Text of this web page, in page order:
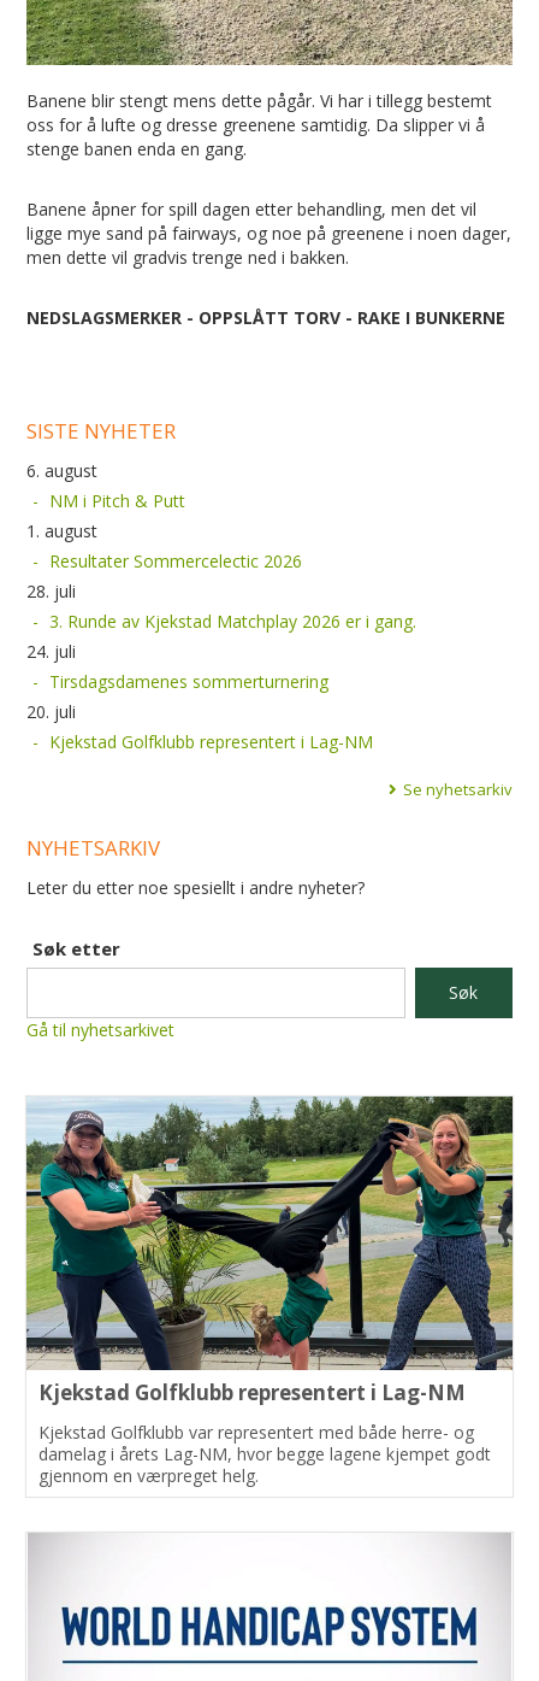
Banene blir stengt mens dette pågår. Vi har i tillegg bestemt
oss for å lufte og dresse greenene samtidig. Da slipper vi å
stenge banen enda en gang.
Banene åpner for spill dagen etter behandling, men det vil
ligge mye sand på fairways, og noe på greenene i noen dager,
men dette vil gradvis trenge ned i bakken.
NEDSLAGSMERKER - OPPSLÅTT TORV - RAKE I BUNKERNE
SISTE NYHETER
6. august
NM i Pitch & Putt
1. august
Resultater Sommercelectic 2026
28. juli
3. Runde av Kjekstad Matchplay 2026 er i gang.
24. juli
Tirsdagsdamenes sommerturnering
20. juli
Kjekstad Golfklubb representert i Lag-NM
Se nyhetsarkiv
NYHETSARKIV
Leter du etter noe spesiellt i andre nyheter?
Søk etter
Gå til nyhetsarkivet
Kjekstad Golfklubb representert i Lag-NM
Kjekstad Golfklubb var representert med både herre- og
damelag i årets Lag-NM, hvor begge lagene kjempet godt
gjennom en værpreget helg.